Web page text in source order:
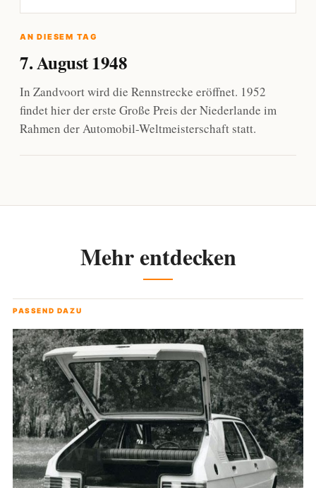
AN DIESEM TAG
7. August 1948
In Zandvoort wird die Rennstrecke eröffnet. 1952
findet hier der erste Große Preis der Niederlande im
Rahmen der Automobil-Weltmeisterschaft statt.
Mehr entdecken
PASSEND DAZU